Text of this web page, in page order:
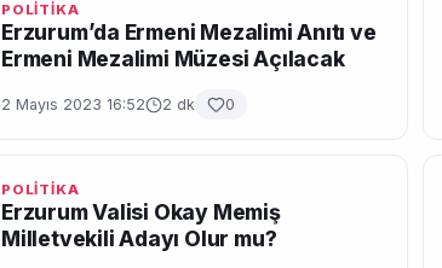
POLİTİKA
Erzurum’da Ermeni Mezalimi Anıtı ve
Ermeni Mezalimi Müzesi Açılacak
2 Mayıs 2023 16:52 2 dk 0
POLİTİKA
Erzurum Valisi Okay Memiş
Milletvekili Adayı Olur mu?